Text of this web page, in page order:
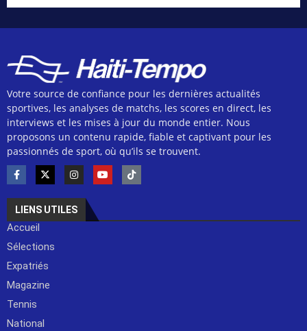
Votre source de confiance pour les dernières actualités
sportives, les analyses de matchs, les scores en direct, les
interviews et les mises à jour du monde entier. Nous
proposons un contenu rapide, fiable et captivant pour les
passionnés de sport, où qu’ils se trouvent.
LIENS UTILES
Accueil
Sélections
Expatriés
Magazine
Tennis
National